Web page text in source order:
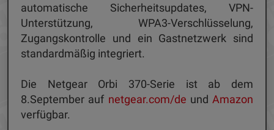
automatische Sicherheitsupdates, VPN-
Unterstützung, WPA3-Verschlüsselung,
Zugangskontrolle und ein Gastnetzwerk sind
standardmäßig integriert.
Die Netgear Orbi 370-Serie ist ab dem
8.September auf netgear.com/de und Amazon
verfügbar.